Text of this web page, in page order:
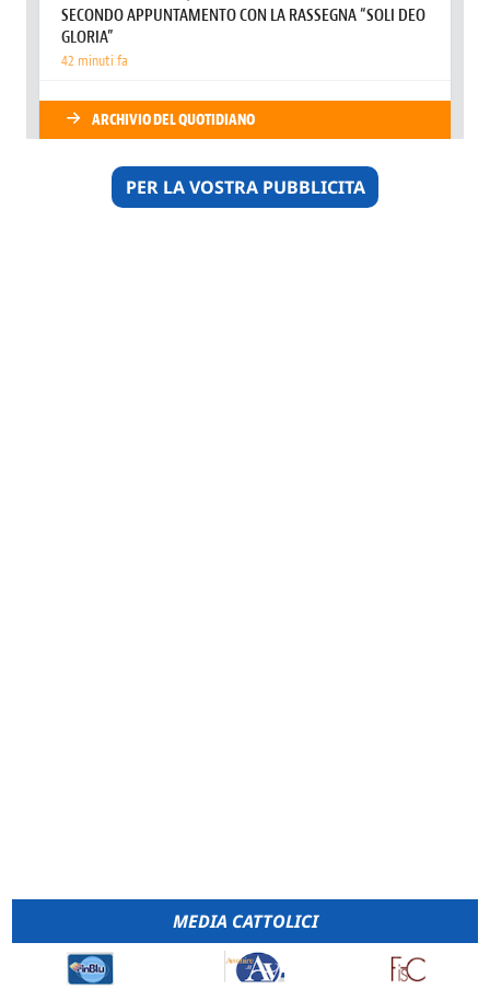
PER LA VOSTRA PUBBLICITA
MEDIA CATTOLICI